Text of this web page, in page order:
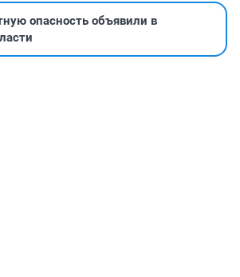
опасность объявили в